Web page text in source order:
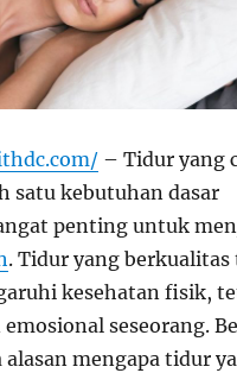
– Tidur yang
satu kebutuhan dasar
penting untuk
. Tidur yang berkualitas
kesehatan fisik,
seseorang.
alasan mengapa tidur